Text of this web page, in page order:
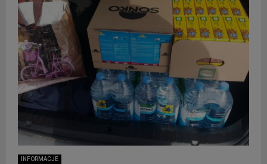
INFORMACJE